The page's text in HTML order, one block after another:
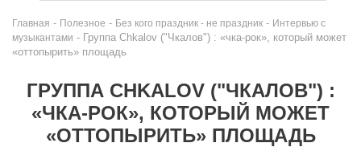
Главная - Полезное - Без кого праздник - не праздник - Интервью с
музыкантами - Группа Chkalov ("Чкалов") : «чка-рок», который может
«оттопырить» площадь
ГРУППА CHKALOV ("ЧКАЛОВ") :
«ЧКА-РОК», КОТОРЫЙ МОЖЕТ
«ОТТОПЫРИТЬ» ПЛОЩАДЬ